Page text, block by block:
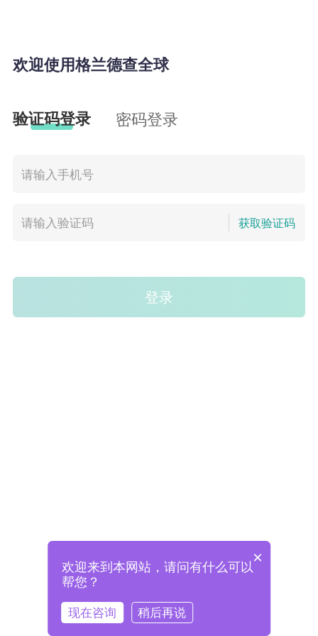
欢迎使用格兰德查全球
验证码登录 密码登录
获取验证码
登录
登录即表示已阅读并同意《格兰德官网用户协议》
×
欢迎来到本网站，请问有什么可以
帮您？
现在咨询 稍后再说